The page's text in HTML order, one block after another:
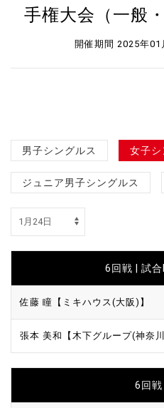
手権大会（一般
開催期間 2025年01
男子シングルス 女子シ
ジュニア男子シングルス
6回戦 | 試
佐藤 瞳【ミキハウス(大阪)】
張本 美和【木下グループ(神奈川
6回戦